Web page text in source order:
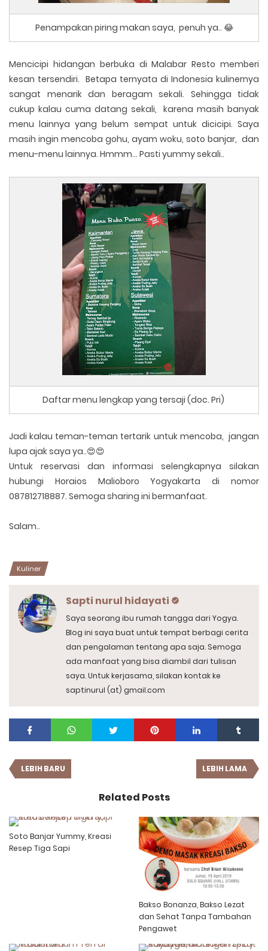
Penampakan piring makan saya, penuh ya.. 😂
Mencicipi hidangan berbuka di Malabar Resto memberi
kesan tersendiri. Betapa ternyata di Indonesia kulinernya
sangat menarik dan beragam sekali. Sehingga tidak
cukup kalau cuma datang sekali, karena masih banyak
menu lainnya yang belum sempat untuk dicicipi. Saya
masih ingin mencoba gohu, ayam woku, soto banjar, dan
menu-menu lainnya. Hmmm... Pasti yummy sekali..
Daftar menu lengkap yang tersaji (doc. Pri)
Jadi kalau teman-teman tertarik untuk mencoba, jangan
lupa ajak saya ya..😍😍
Untuk reservasi dan informasi selengkapnya silakan
hubungi Horaios Malioboro Yogyakarta di nomor
087812718887. Semoga sharing ini bermanfaat.
Salam..
Kuliner
Sapti nurul hidayati
Saya seorang ibu rumah tangga dari Yogya.
Blog ini saya buat untuk tempat berbagi cerita
dan pengalaman tentang apa saja. Semoga
ada manfaat yang bisa diambil dari tulisan
saya. Untuk kerjasama, silakan kontak ke
saptinurul (at) gmail.com
LEBIH BARU LEBIH LAMA
Related Posts
Soto Banjar Yummy, Kreasi
Resep Tiga Sapi
Bakso Bonanza, Bakso Lezat
dan Sehat Tanpa Tambahan
Pengawet